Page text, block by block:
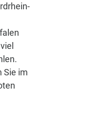
Sie im